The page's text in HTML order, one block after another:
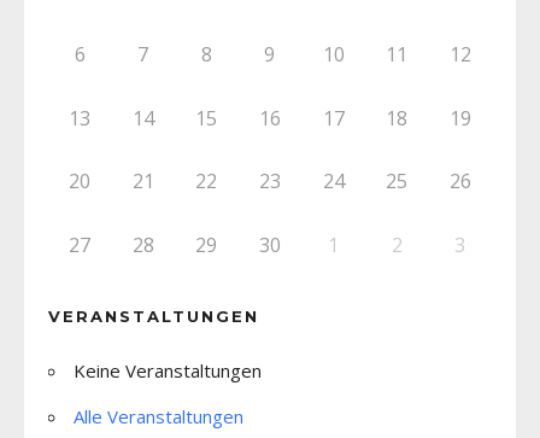
6 7 8 9 10 11 12
13 14 15 16 17 18 19
20 21 22 23 24 25 26
27 28 29 30 1 2 3
VERANSTALTUNGEN
Keine Veranstaltungen
Alle Veranstaltungen